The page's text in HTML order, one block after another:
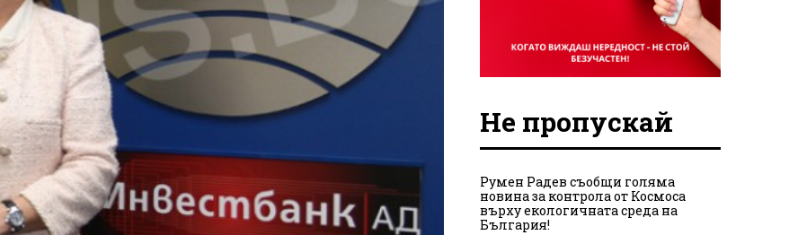
Не пропускай
Румен Радев съобщи голяма
новина за контрола от Космоса
върху екологичната среда на
България!